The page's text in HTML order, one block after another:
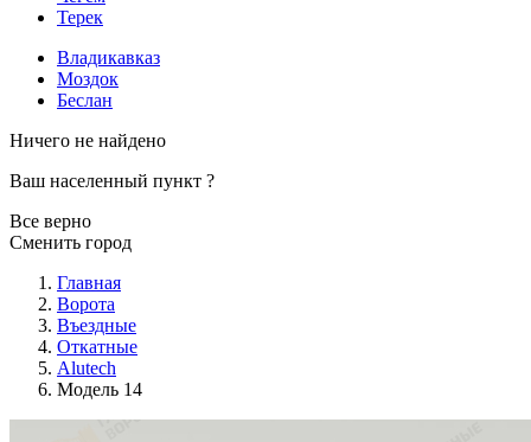
Терек
Владикавказ
Моздок
Беслан
Ничего не найдено
Ваш населенный пункт ?
Все верно
Сменить город
Главная
Ворота
Въездные
Откатные
Alutech
Модель 14